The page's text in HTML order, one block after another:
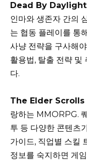
Dead By Daylight
인마와 생존자 간의
는 협동 플레이를 통
사냥 전략을 구사해
활용법, 탈출 전략 및
다.
The Elder Scrolls
랑하는 MMORPG.
투 등 다양한 콘텐츠
가이드, 직업별 스킬
정보를 숙지하면 게